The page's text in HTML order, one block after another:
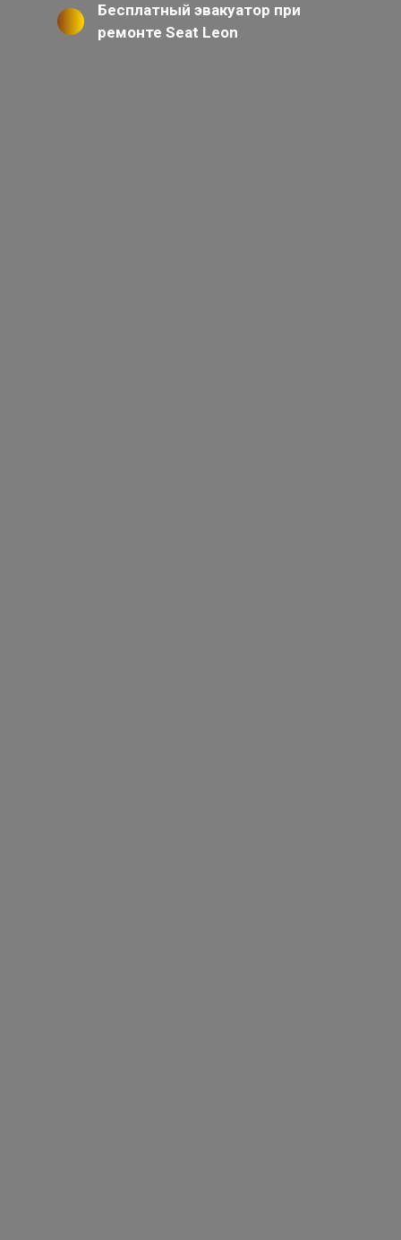
Бесплатный эвакуатор при
ремонте Seat Leon